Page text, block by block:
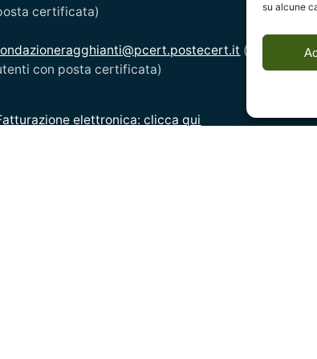
su alcune
certificata)
(solo
con posta certificata)
elettronica: clicca qui